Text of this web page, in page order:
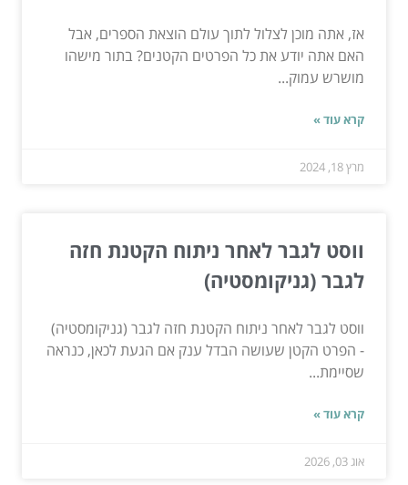
אז, אתה מוכן לצלול לתוך עולם הוצאת הספרים, אבל
האם אתה יודע את כל הפרטים הקטנים? בתור מישהו
מושרש עמוק...
קרא עוד »
מרץ 18, 2024
ווסט לגבר לאחר ניתוח הקטנת חזה
לגבר (גניקומסטיה)
ווסט לגבר לאחר ניתוח הקטנת חזה לגבר (גניקומסטיה)
- הפרט הקטן שעושה הבדל ענק אם הגעת לכאן, כנראה
שסיימת...
קרא עוד »
אוג 03, 2026